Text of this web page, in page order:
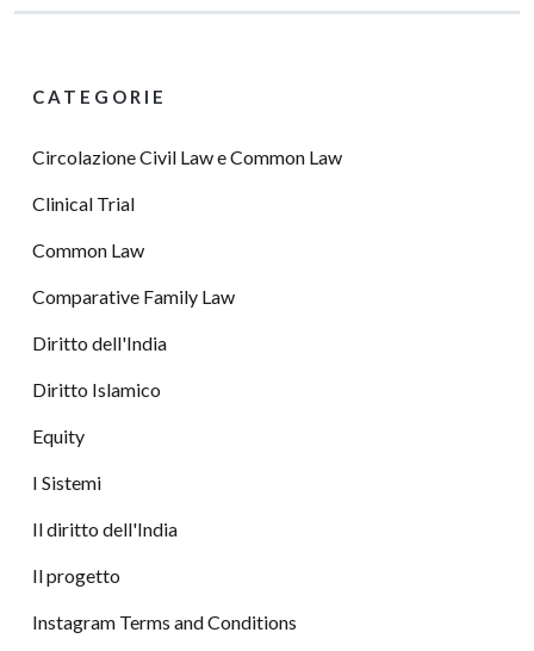
CATEGORIE
Circolazione Civil Law e Common Law
Clinical Trial
Common Law
Comparative Family Law
Diritto dell'India
Diritto Islamico
Equity
I Sistemi
Il diritto dell'India
Il progetto
Instagram Terms and Conditions